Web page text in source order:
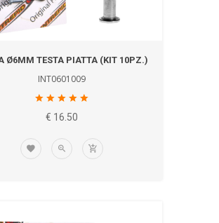
Ø6MM TESTA PIATTA (KIT 10PZ.)
INT0601009
€ 16.50